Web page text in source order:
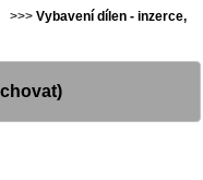
>>> Vybavení dílen - inzerce,